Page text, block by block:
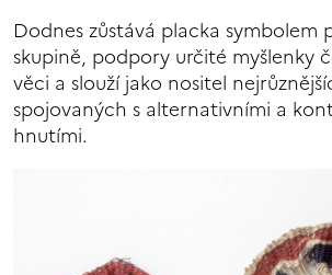
Dodnes zůstává placka symbolem
skupině, podpory určité myšlenky
věci a slouží jako nositel
spojovaných s alternativními a
hnutími.